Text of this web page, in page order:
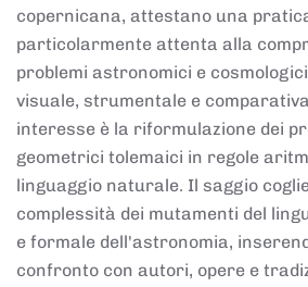
copernicana, attestano una
particolarmente attenta alla
problemi astronomici e
visuale, strumentale e
interesse è la riformulazione dei
geometrici tolemaici in regole
linguaggio naturale. Il saggio
complessità dei mutamenti del
e formale dell'astronomia,
confronto con autori, opere e